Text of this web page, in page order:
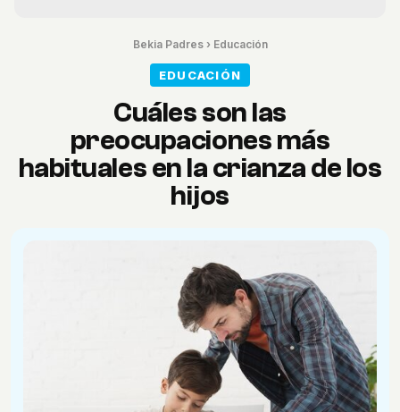
Bekia Padres› Educación
EDUCACIÓN
Cuáles son las
preocupaciones más
habituales en la crianza de los
hijos